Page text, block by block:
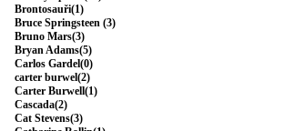
Brontosauři(1)
Bruce Springsteen (3)
Bruno Mars(3)
Bryan Adams(5)
Carlos Gardel(0)
carter burwel(2)
Carter Burwell(1)
Cascada(2)
Cat Stevens(3)